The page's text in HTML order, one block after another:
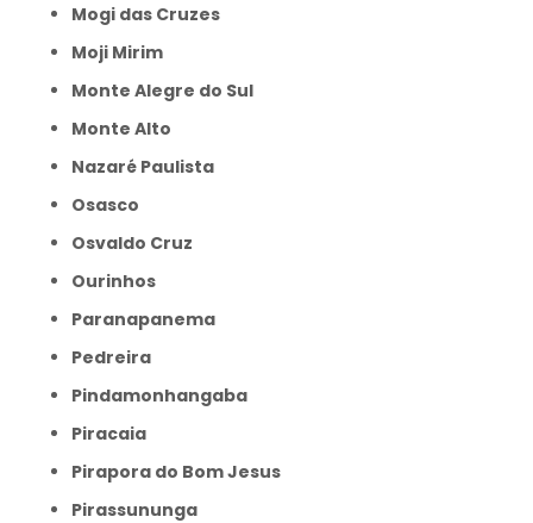
Mogi das Cruzes
Moji Mirim
Monte Alegre do Sul
Monte Alto
Nazaré Paulista
Osasco
Osvaldo Cruz
Ourinhos
Paranapanema
Pedreira
Pindamonhangaba
Piracaia
Pirapora do Bom Jesus
Pirassununga